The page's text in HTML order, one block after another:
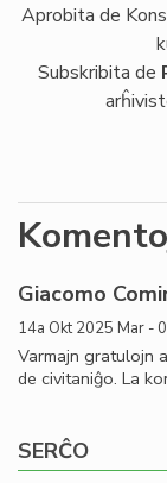
Aprobita de
Subskribita de
Giacomo
14a Okt 2025 Mar -
Varmajn gratulojn
de civitaniĝo. La
SERĈO